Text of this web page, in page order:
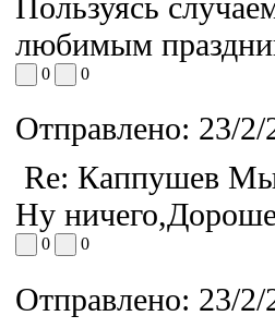
любимым
0 0
Отправлено: 23/
Re: Каппушев
Ну
0 0
Отправлено: 23/